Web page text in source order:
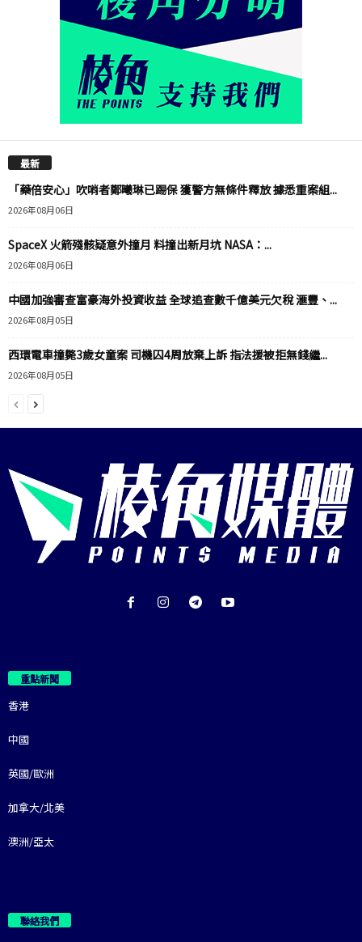
最新
「藥倍安心」吹哨者鄭曦琳已踢保 獲警方無條件釋放 據悉重案組...
2026年08月06日
SpaceX 火箭殘骸疑意外撞月 料撞出新月坑 NASA：...
2026年08月06日
中國加強審查富豪海外投資收益 全球追查數千億美元欠稅 滙豐、...
2026年08月05日
西環電車撞斃3歲女童案 司機囚4周放棄上訴 指法援被拒無錢繼...
2026年08月05日
重點新聞
香港
中國
英國/歐洲
加拿大/北美
澳洲/亞太
聯絡我們